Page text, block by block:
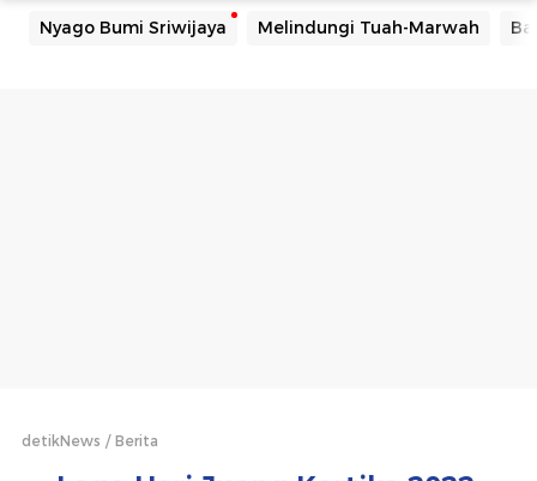
Nyago Bumi Sriwijaya Melindungi Tuah-Marwah
detikNews Berita